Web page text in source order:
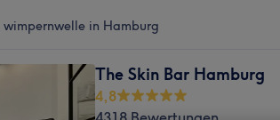
wimpernwelle in Hamburg
The Skin Bar Hamburg
4,8